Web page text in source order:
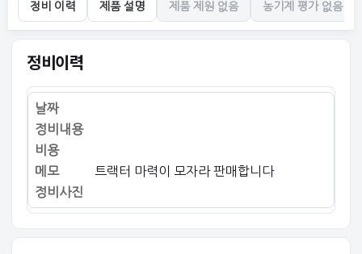
정비 이력 제품 설명 제품 제원 없음 농기계 평가 없음
정비이력
트랙터 마력이 모자라 판매합니다